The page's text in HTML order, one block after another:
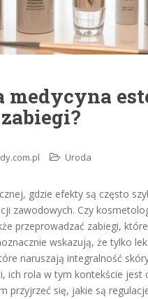
medycyna
Uroda
gdzie efekty są często
zawodowych. Czy
przeprowadzać zabiegi,
wskazują, że tylko
naruszają integralność
ich rola w tym kontekście jest
przyjrzeć się, jakie są